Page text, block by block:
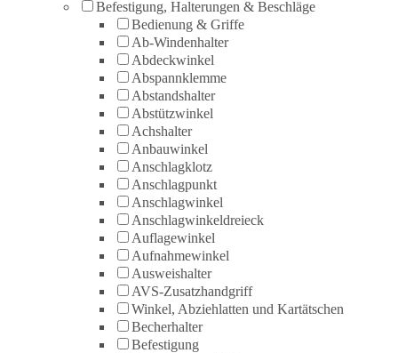
Befestigung, Halterungen & Beschläge
Bedienung & Griffe
Ab-Windenhalter
Abdeckwinkel
Abspannklemme
Abstandshalter
Abstützwinkel
Achshalter
Anbauwinkel
Anschlagklotz
Anschlagpunkt
Anschlagwinkel
Anschlagwinkeldreieck
Auflagewinkel
Aufnahmewinkel
Ausweishalter
AVS-Zusatzhandgriff
Winkel, Abziehlatten und Kartätschen
Becherhalter
Befestigung